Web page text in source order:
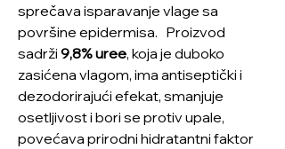
sprečava isparavanje vlage sa
površine epidermisa. Proizvod
sadrži 9,8% uree, koja je duboko
zasićena vlagom, ima antiseptički i
dezodorirajući efekat, smanjuje
osetljivost i bori se protiv upale,
povećava prirodni hidratantni faktor